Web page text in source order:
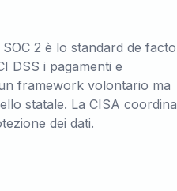
2 è lo standard de facto
DSS i pagamenti e
framework volontario ma
statale. La CISA coordina
dei dati.